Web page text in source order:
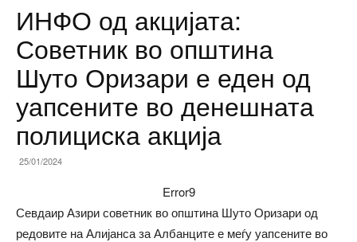
ИНФО од акцијата:
Советник во општина
Шуто Оризари е еден од
уапсените во денешната
полициска акција
25/01/2024
Error9
Севдаир Азири советник во општина Шуто Оризари од
редовите на Алијанса за Албанците е меѓу уапсените во